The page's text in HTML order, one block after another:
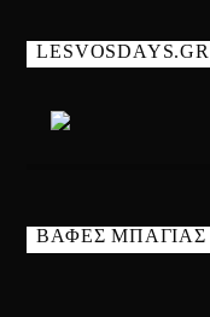
LESVOSDAYS.GR
ΒΑΦΕΣ ΜΠΑΓΙΑΣ